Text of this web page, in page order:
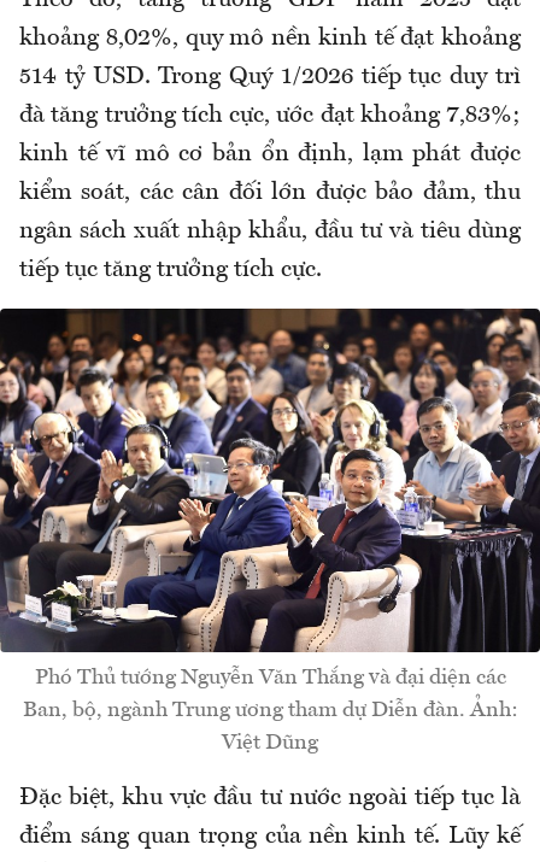
khoảng 8,02%, quy mô nền kinh tế đạt khoảng
514 tỷ USD. Trong Quý 1/2026 tiếp tục duy trì
đà tăng trưởng tích cực, ước đạt khoảng 7,83%;
kinh tế vĩ mô cơ bản ổn định, lạm phát được
kiểm soát, các cân đối lớn được bảo đảm, thu
ngân sách xuất nhập khẩu, đầu tư và tiêu dùng
tiếp tục tăng trưởng tích cực.
Phó Thủ tướng Nguyễn Văn Thắng và đại diện các
Ban, bộ, ngành Trung ương tham dự Diễn đàn. Ảnh:
Việt Dũng
Đặc biệt, khu vực đầu tư nước ngoài tiếp tục là
điểm sáng quan trọng của nền kinh tế. Lũy kế